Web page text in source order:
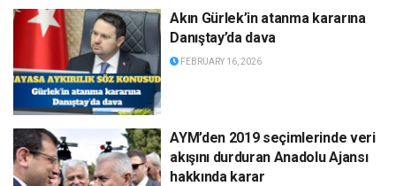
Akın Gürlek’in atanma kararına
Danıştay’da dava
FEBRUARY 16, 2026
AYM’den 2019 seçimlerinde veri
akışını durduran Anadolu Ajansı
hakkında karar